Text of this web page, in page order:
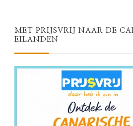
MET PRIJSVRIJ NAAR DE
EILANDEN